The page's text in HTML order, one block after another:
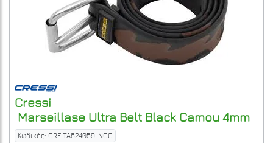
Cressi
Marseillase Ultra Belt Black Camou 4mm
Κωδικός: CRE-TA624059-NCC